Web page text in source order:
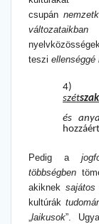
csupán
változataikban
teszi ellenséggé
4)
szétszak
és
Pedig a
többségben
akiknek sajátos
kultúrák
„laikusok”.